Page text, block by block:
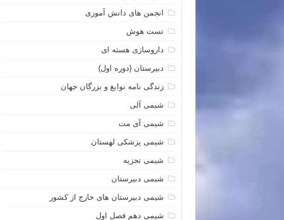
انجمن های دانش آموزی
تست هوش
داروسازی هسته ای
دبیرستان (دوره اول)
زندگی نامه نوابغ و بزرگان جهان
شیمی آلی
شیمی آی مت
شیمی پزشکی لهستان
شیمی تجزیه
شیمی دبیرستان
شیمی دبیرستان های خارج از کشور
شیمی دهم فصل اول